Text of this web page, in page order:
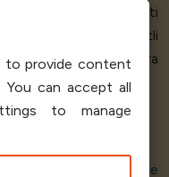
ve
hizmeti
. Çeşitli
fiyat açısındanaçık
ara
Director
Kids Wholesale